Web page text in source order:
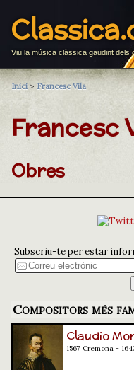
Viu la música clàssica gaudint
Inici > Francesc Vila
Francesc
Obres
Subscriu-te per estar
Compositors més
Claudio
1567 Cremona -